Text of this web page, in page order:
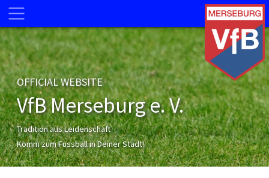
OFFICIAL WEBSITE
VfB Merseburg e. V.
Tradition aus Leidenschaft
Komm zum Fussball in Deiner Stadt!